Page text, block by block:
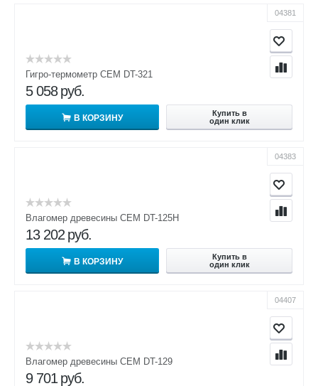
04381
Гигро-термометр CEM DT-321
5 058 руб.
В КОРЗИНУ
Купить в
один клик
04383
Влагомер древесины CEM DT-125H
13 202 руб.
В КОРЗИНУ
Купить в
один клик
04407
Влагомер древесины CEM DT-129
9 701 руб.